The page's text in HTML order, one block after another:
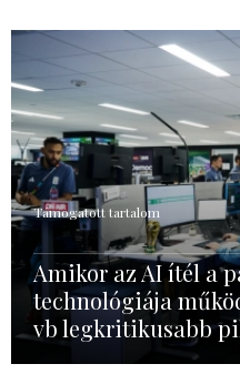
Támogatott tartalom
Amikor az AI ítél a
technológiája
vb legkritikusabb